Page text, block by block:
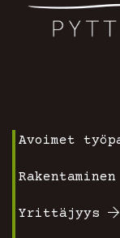
valikko
1
Avoimet
Rakentaminen
Yrittäjyys